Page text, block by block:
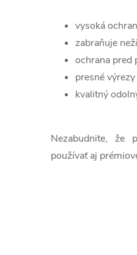
vysoká
zabraňuje
ochrana pred
presné
kvalitný
Nezabudnite, že
používať aj